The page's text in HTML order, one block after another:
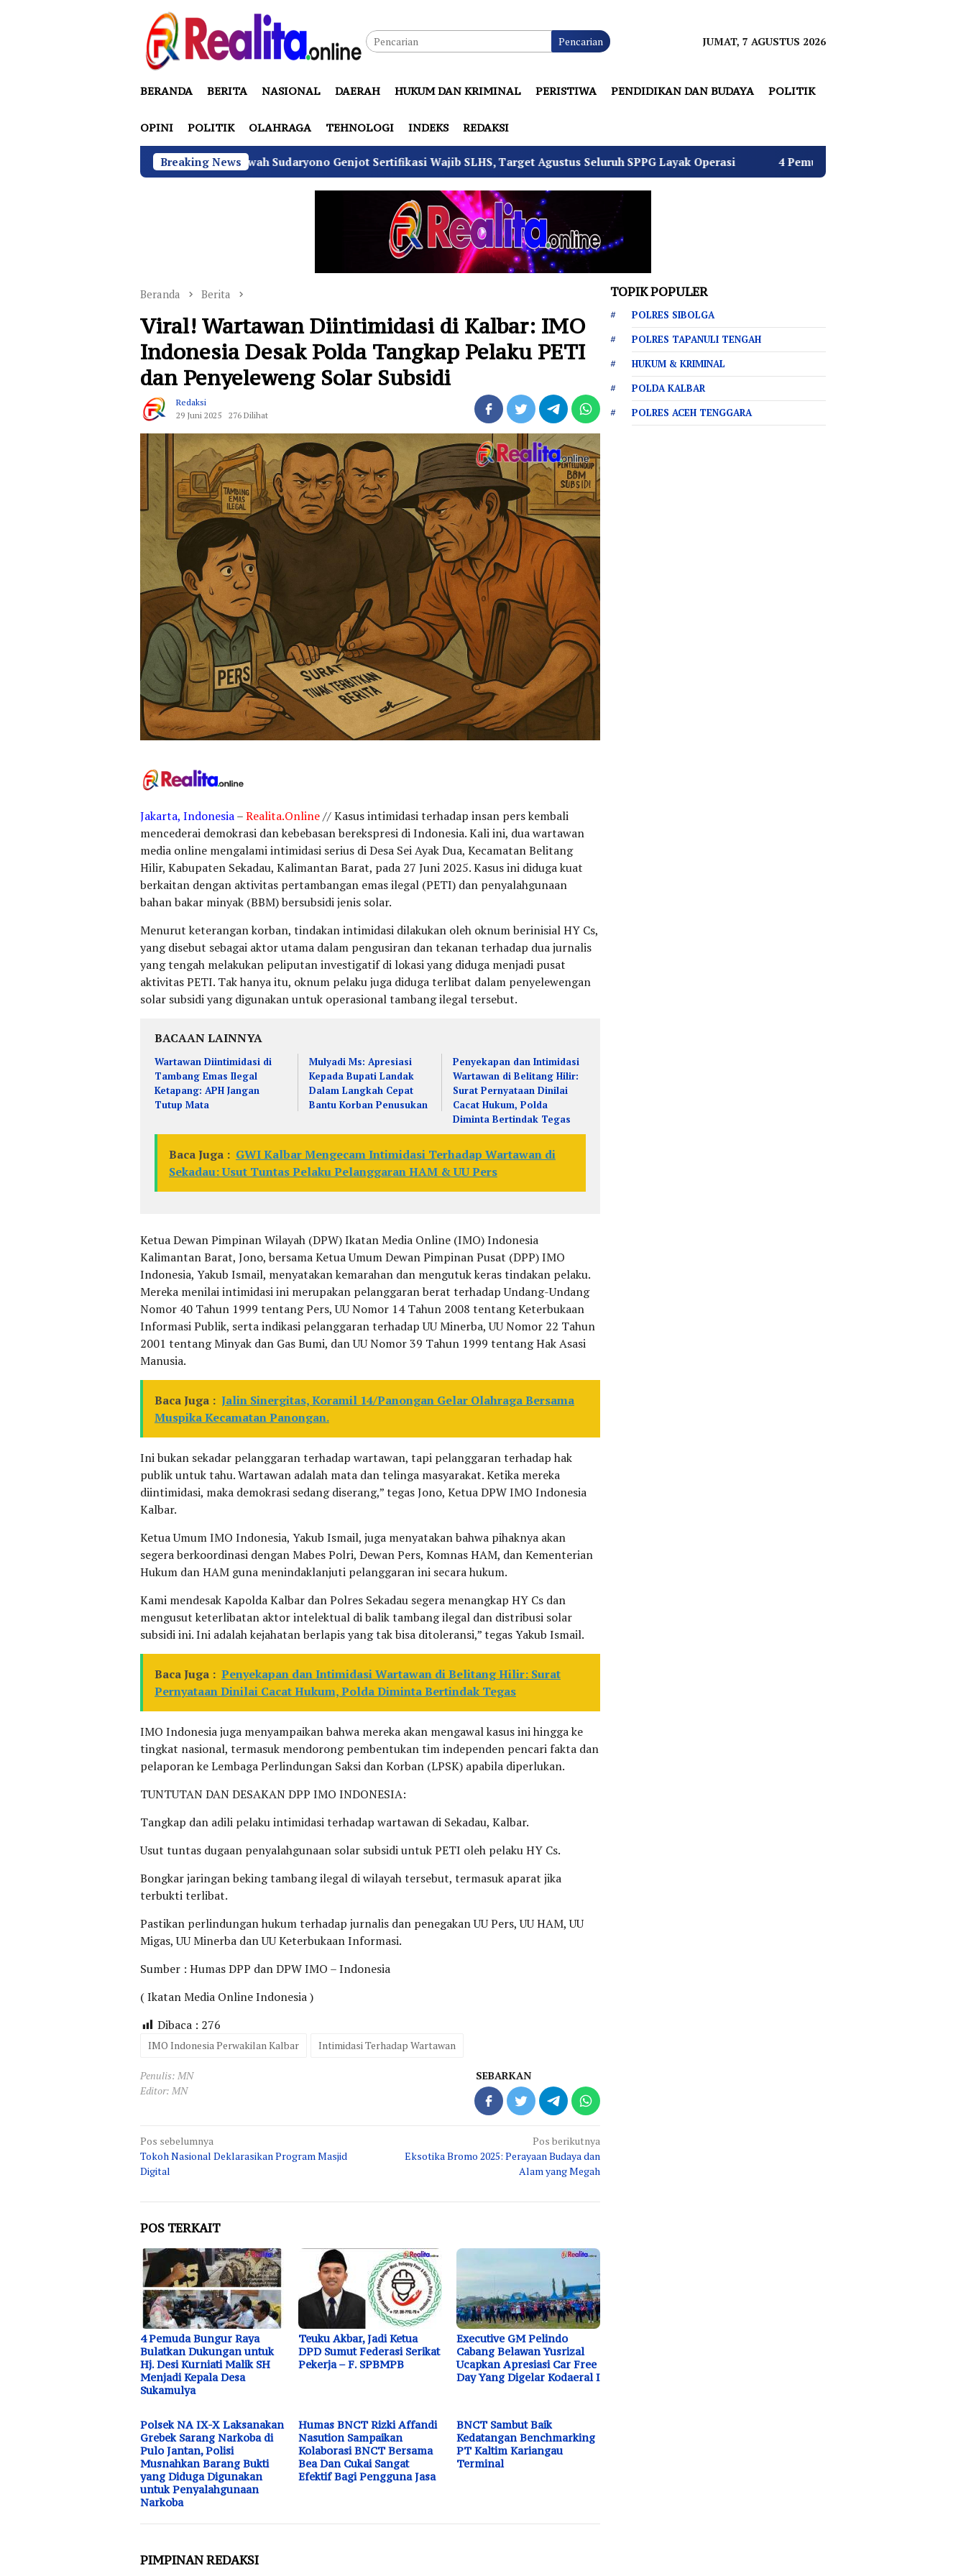
Pencarian JUMAT, 7 AGUSTUS 2026
BERANDA BERITA NASIONAL DAERAH HUKUM DAN KRIMINAL PERISTIWA PENDIDIKAN DAN BUDAYA POLITIK
OPINI POLITIK OLAHRAGA TEHNOLOGI INDEKS REDAKSI
Breaking News
BGN di Bawah Sudaryono Genjot Sertifikasi Wajib SLHS, Target Agustus Seluruh SPPG Layak Operasi 4 Pemuda Bungur Raya Bulatkan Dukungan untuk
Beranda Berita
Viral! Wartawan Diintimidasi di Kalbar: IMO
Indonesia Desak Polda Tangkap Pelaku PETI
dan Penyeleweng Solar Subsidi
Redaksi
29 Juni 2025
276 Dilihat
Jakarta, Indonesia–Realita.Online// Kasus intimidasi terhadap insan pers kembali
mencederai demokrasi dan kebebasan berekspresi di Indonesia. Kali ini, dua wartawan
media online mengalami intimidasi serius di Desa Sei Ayak Dua, Kecamatan Belitang
Hilir, Kabupaten Sekadau, Kalimantan Barat, pada 27 Juni 2025. Kasus ini diduga kuat
berkaitan dengan aktivitas pertambangan emas ilegal (PETI) dan penyalahgunaan
bahan bakar minyak (BBM) bersubsidi jenis solar.
Menurut keterangan korban, tindakan intimidasi dilakukan oleh oknum berinisial HY Cs,
yang disebut sebagai aktor utama dalam pengusiran dan tekanan terhadap dua jurnalis
yang tengah melakukan peliputan investigatif di lokasi yang diduga menjadi pusat
aktivitas PETI. Tak hanya itu, oknum pelaku juga diduga terlibat dalam penyelewengan
solar subsidi yang digunakan untuk operasional tambang ilegal tersebut.
BACAAN LAINNYA
Wartawan Diintimidasi di
Tambang Emas Ilegal
Ketapang: APH Jangan
Tutup Mata
Mulyadi Ms: Apresiasi
Kepada Bupati Landak
Dalam Langkah Cepat
Bantu Korban Penusukan
Penyekapan dan Intimidasi
Wartawan di Belitang Hilir:
Surat Pernyataan Dinilai
Cacat Hukum, Polda
Diminta Bertindak Tegas
Baca Juga : GWI Kalbar Mengecam Intimidasi Terhadap Wartawan di
Sekadau: Usut Tuntas Pelaku Pelanggaran HAM & UU Pers
Ketua Dewan Pimpinan Wilayah (DPW) Ikatan Media Online (IMO) Indonesia
Kalimantan Barat, Jono, bersama Ketua Umum Dewan Pimpinan Pusat (DPP) IMO
Indonesia, Yakub Ismail, menyatakan kemarahan dan mengutuk keras tindakan pelaku.
Mereka menilai intimidasi ini merupakan pelanggaran berat terhadap Undang-Undang
Nomor 40 Tahun 1999 tentang Pers, UU Nomor 14 Tahun 2008 tentang Keterbukaan
Informasi Publik, serta indikasi pelanggaran terhadap UU Minerba, UU Nomor 22 Tahun
2001 tentang Minyak dan Gas Bumi, dan UU Nomor 39 Tahun 1999 tentang Hak Asasi
Manusia.
Baca Juga : Jalin Sinergitas, Koramil 14/Panongan Gelar Olahraga Bersama
Muspika Kecamatan Panongan.
Ini bukan sekadar pelanggaran terhadap wartawan, tapi pelanggaran terhadap hak
publik untuk tahu. Wartawan adalah mata dan telinga masyarakat. Ketika mereka
diintimidasi, maka demokrasi sedang diserang,” tegas Jono, Ketua DPW IMO Indonesia
Kalbar.
Ketua Umum IMO Indonesia, Yakub Ismail, juga menyatakan bahwa pihaknya akan
segera berkoordinasi dengan Mabes Polri, Dewan Pers, Komnas HAM, dan Kementerian
Hukum dan HAM guna menindaklanjuti pelanggaran ini secara hukum.
Kami mendesak Kapolda Kalbar dan Polres Sekadau segera menangkap HY Cs dan
mengusut keterlibatan aktor intelektual di balik tambang ilegal dan distribusi solar
subsidi ini. Ini adalah kejahatan berlapis yang tak bisa ditoleransi,” tegas Yakub Ismail.
Baca Juga : Penyekapan dan Intimidasi Wartawan di Belitang Hilir: Surat
Pernyataan Dinilai Cacat Hukum, Polda Diminta Bertindak Tegas
IMO Indonesia juga menyampaikan bahwa mereka akan mengawal kasus ini hingga ke
tingkat nasional, termasuk mendorong pembentukan tim independen pencari fakta dan
pelaporan ke Lembaga Perlindungan Saksi dan Korban (LPSK) apabila diperlukan.
TUNTUTAN DAN DESAKAN DPP IMO INDONESIA:
Tangkap dan adili pelaku intimidasi terhadap wartawan di Sekadau, Kalbar.
Usut tuntas dugaan penyalahgunaan solar subsidi untuk PETI oleh pelaku HY Cs.
Bongkar jaringan beking tambang ilegal di wilayah tersebut, termasuk aparat jika
terbukti terlibat.
Pastikan perlindungan hukum terhadap jurnalis dan penegakan UU Pers, UU HAM, UU
Migas, UU Minerba dan UU Keterbukaan Informasi.
Sumber : Humas DPP dan DPW IMO – Indonesia
( Ikatan Media Online Indonesia )
Dibaca : 276
IMO Indonesia Perwakilan Kalbar Intimidasi Terhadap Wartawan
Penulis: MN
Editor: MN
SEBARKAN
Navigasi
pos
Pos sebelumnya
Tokoh Nasional Deklarasikan Program Masjid
Digital
Pos berikutnya
Eksotika Bromo 2025: Perayaan Budaya dan
Alam yang Megah
POS TERKAIT
4 Pemuda Bungur Raya
Bulatkan Dukungan untuk
Hj. Desi Kurniati Malik SH
Menjadi Kepala Desa
Sukamulya
Teuku Akbar, Jadi Ketua
DPD Sumut Federasi Serikat
Pekerja – F. SPBMPB
Executive GM Pelindo
Cabang Belawan Yusrizal
Ucapkan Apresiasi Car Free
Day Yang Digelar Kodaeral I
Polsek NA IX-X Laksanakan
Grebek Sarang Narkoba di
Pulo Jantan, Polisi
Musnahkan Barang Bukti
yang Diduga Digunakan
untuk Penyalahgunaan
Narkoba
Humas BNCT Rizki Affandi
Nasution Sampaikan
Kolaborasi BNCT Bersama
Bea Dan Cukai Sangat
Efektif Bagi Pengguna Jasa
BNCT Sambut Baik
Kedatangan Benchmarking
PT Kaltim Kariangau
Terminal
TOPIK POPULER
POLRES SIBOLGA
POLRES TAPANULI TENGAH
HUKUM & KRIMINAL
POLDA KALBAR
POLRES ACEH TENGGARA
PIMPINAN REDAKSI